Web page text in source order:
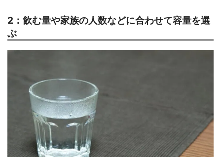
2：飲む量や家族の人数などに合わせて容量を選
ぶ